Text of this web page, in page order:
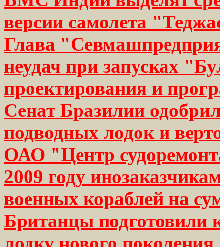
версии самолета
Глава
неудач при запусках
проектирования и
Сенат Бразилии
подводных лодок и
ОАО "Центр
2009 году
военных кораблей на
Британцы подготовили
лодку нового поколения